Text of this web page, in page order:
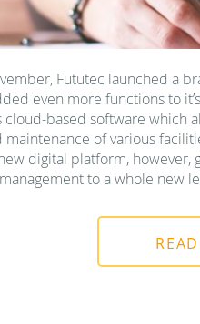
Fututec launched a
even more functions to
based software which
maintenance of various
digital platform, however,
to a whole new